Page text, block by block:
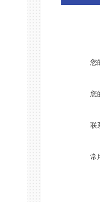
您
您
联
常